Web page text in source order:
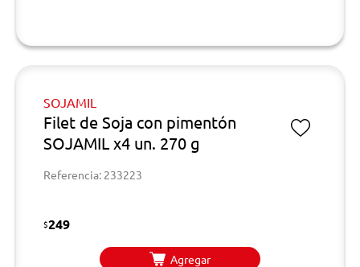
SOJAMIL
Filet de Soja con pimentón
SOJAMIL x4 un. 270 g
Referencia: 233223
$249
Agregar